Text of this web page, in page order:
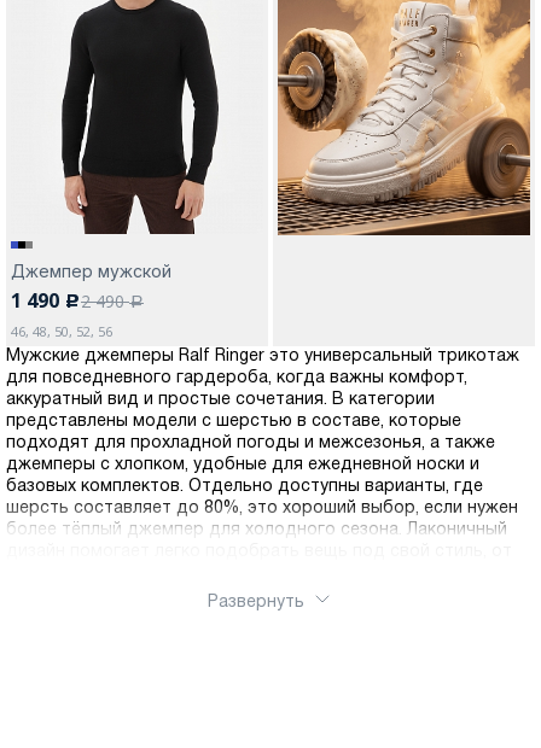
Джемпер мужской
1 490 c2 490a
46, 48, 50, 52, 56
Мужские джемперы Ralf Ringer это универсальный трикотаж
для повседневного гардероба, когда важны комфорт,
аккуратный вид и простые сочетания. В категории
представлены модели с шерстью в составе, которые
подходят для прохладной погоды и межсезонья, а также
джемперы с хлопком, удобные для ежедневной носки и
базовых комплектов. Отдельно доступны варианты, где
шерсть составляет до 80%, это хороший выбор, если нужен
более тёплый джемпер для холодного сезона. Лаконичный
разнообразие оттенков и посадок упрощает выбор под
Развернуть